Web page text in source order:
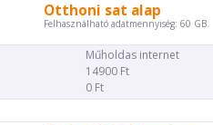
Otthoni sat alap
Felhasználható adatmennyiség: 60 GB.
Műholdas internet
14900 Ft
0 Ft